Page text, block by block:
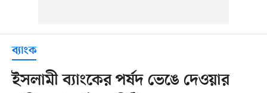
ব্যাংক
ইসলামী ব্যাংকের পর্ষদ ভেঙে দেওয়ার